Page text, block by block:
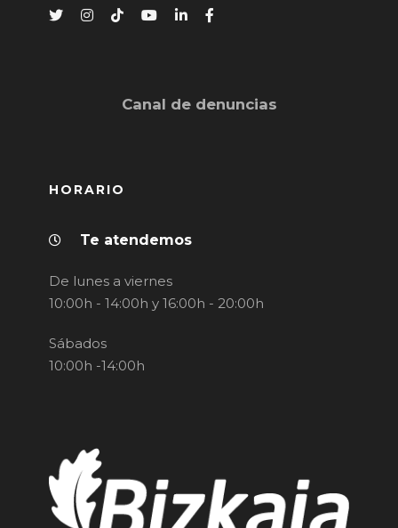
Canal de denuncias
HORARIO
Te atendemos
De lunes a viernes
10:00h - 14:00h y 16:00h - 20:00h
Sábados
10:00h -14:00h